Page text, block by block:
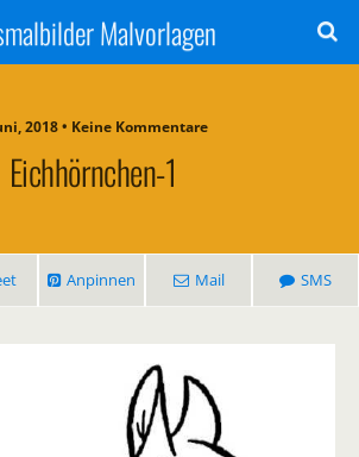
Malvorlagen
2018 • Keine Kommentare
Eichhörnchen-1
Anpinnen Mail SMS